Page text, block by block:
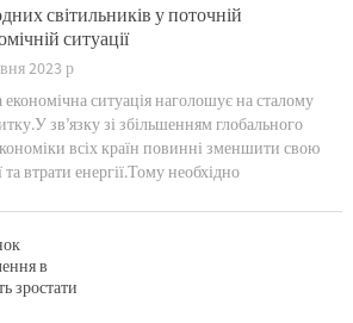
світильників у поточній
ситуації
2023 р
ситуація наголошує на сталому
зв’язку зі збільшенням глобального
всіх країн повинні зменшити свою
та втрати енергії.Тому необхідно